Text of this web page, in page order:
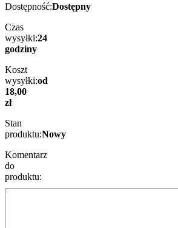
Dostępność:Dostępny
Czas
wysyłki:24
godziny
Koszt
wysyłki:od
18,00
zł
Stan
produktu:Nowy
Komentarz
do
produktu: